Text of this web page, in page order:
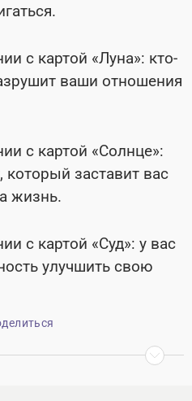
с картой «Луна»: кто-
ваши отношения
с картой «Солнце»:
заставит вас
жизнь.
с картой «Суд»: у вас
улучшить свою